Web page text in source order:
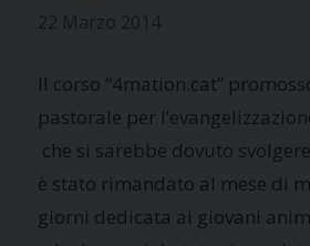
Il corso “4mation.cat”
pastorale per
che si sarebbe dovuto
è stato rimandato al mese di
giorni dedicata ai giovani